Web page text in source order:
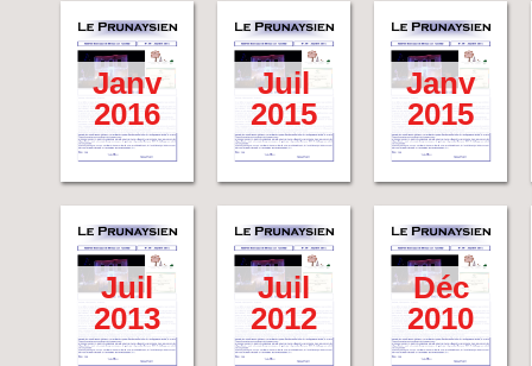
Janv
2016
Juil
2015
Janv
2015
Juil
2013
Juil
2012
Déc
2010